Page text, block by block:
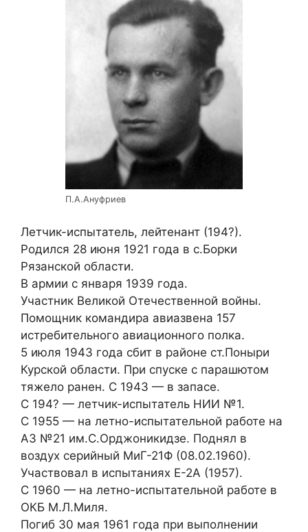
П.А.Ануфриев
Летчик-испытатель, лейтенант (194?).
Родился 28 июня 1921 года в с.Борки
Рязанской области.
В армии с января 1939 года.
Участник Великой Отечественной войны.
Помощник командира авиазвена 157
истребительного авиационного полка.
5 июля 1943 года сбит в районе ст.Поныри
Курской области. При спуске с парашютом
тяжело ранен. С 1943 — в запасе.
С 194? — летчик-испытатель НИИ №1.
С 1955 — на летно-испытательной работе на
АЗ №21 им.С.Орджоникидзе. Поднял в
воздух серийный МиГ-21Ф (08.02.1960).
Участвовал в испытаниях Е-2А (1957).
С 1960 — на летно-испытательной работе в
ОКБ М.Л.Миля.
Погиб 30 мая 1961 года при выполнении